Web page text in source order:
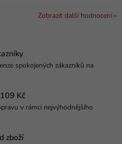
Zobrazit další hodnocení
spokojených zákazníků na
Kč
v rámci nejvýhodnějšího
zboží